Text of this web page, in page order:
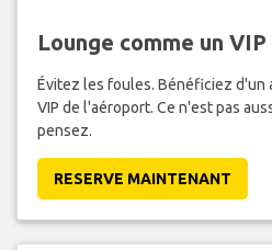
Lounge comme un VIP
Évitez les foules. Bénéficiez d'un
VIP de l'aéroport. Ce n'est pas
pensez.
RESERVE MAINTENANT